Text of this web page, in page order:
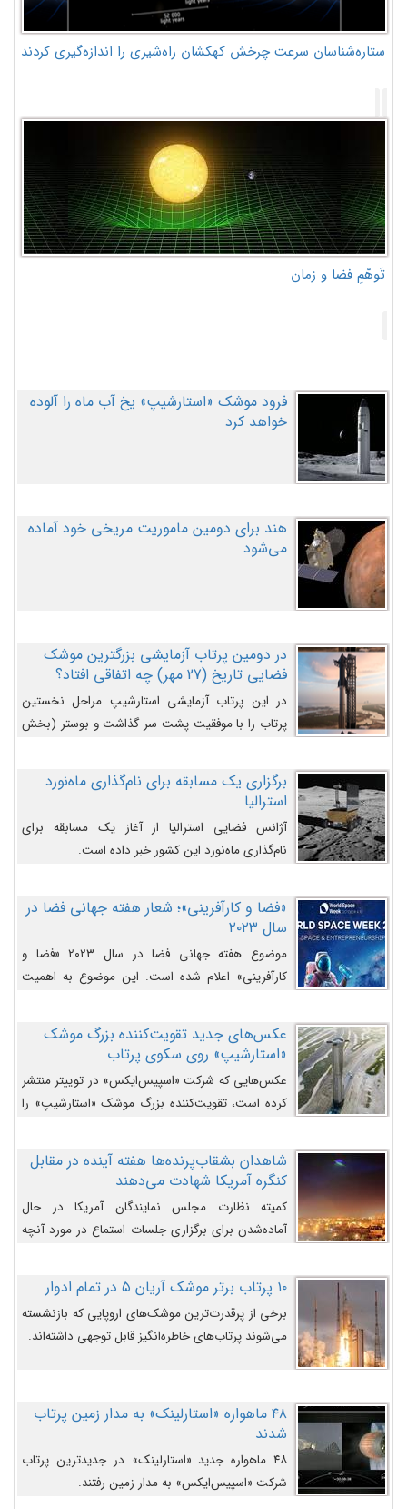
ستاره‌شناسان سرعت چرخش کهکشان راه‌شیری را اندازه‌گیری کردند
تَوهّمِ فضا و زمان
فرود موشک «استارشیپ» یخ آب ماه را آلوده
خواهد کرد
هند برای دومین ماموریت مریخی خود آماده
می‌شود
در دومین پرتاب آزمایشی بزرگترین موشک
فضایی تاریخ (27 مهر‌) چه اتفاقی افتاد؟
در این پرتاب آزمایشی استارشیپ مراحل نخستین
پرتاب را با موفقیت پشت سر گذاشت و بوستر (بخش
را وارد مسیر از پیش تعیین‌شده کند و سپس با یک
مکانیزم جدید با موفقیت از آن جدا شود. ‌
برگزاری یک مسابقه برای نام‌گذاری ماه‌نورد
استرالیا
آژانس فضایی استرالیا از آغاز یک مسابقه برای
نام‌گذاری ماه‌نورد این کشور خبر داده است.
«فضا و کارآفرینی»؛ شعار هفته جهانی فضا در
سال ۲۰۲۳
موضوع هفته جهانی فضا در سال ۲۰۲۳ «فضا و
کارآفرینی» اعلام شده است. این موضوع به اهمیت
روزافزون کارآفرینی در حوزه فضایی و مزایای جدیدی که
کارآفرینان این حوزه ایجاد می‌کنند، می‌پردازد.
عکس‌های جدید تقویت‌کننده بزرگ موشک
«استارشیپ» روی سکوی پرتاب
عکس‌هایی که شرکت «اسپیس‌ایکس» در توییتر منتشر
کرده است، تقویت‌کننده بزرگ موشک «استارشیپ» را
شاهدان بشقاب‌پرنده‌ها هفته آینده در مقابل
کنگره آمریکا شهادت می‌دهند
کمیته نظارت مجلس نمایندگان آمریکا در حال
آماده‌شدن برای برگزاری جلسات استماع در مورد آنچه
می‌دانند، است و قرار است افشاگران یوفوها هفته آینده
در مقابل آنها شهادت دهند.۱۰ پرتاب برتر موشک آریان ۵ در تمام ادوار
برخی از پرقدرت‌ترین موشک‌های اروپایی که بازنشسته
می‌شوند پرتاب‌های خاطره‌انگیز قابل توجهی داشته‌اند.
۴۸ ماهواره «استارلینک» به مدار زمین پرتاب
شدند
۴۸ ماهواره جدید «استارلینک» در جدیدترین پرتاب
شرکت «اسپیس‌ایکس» به مدار زمین رفتند.